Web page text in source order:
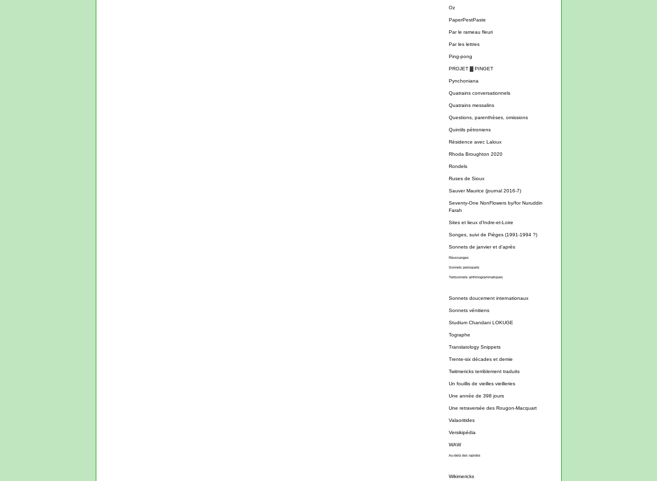
Oz
PaperPestPaste
Par le rameau fleuri
Par les lettres
Ping-pong
PROJET ▓ PINGET
Pynchoniana
Quatrains conversationnels
Quatrains messalins
Questions, parenthèses, omissions
Quintils pétroniens
Résidence avec Laloux
Rhoda Broughton 2020
Rondels
Ruses de Sioux
Sauver Maurice (journal 2016-7)
Seventy-One NonFlowers by/for Nuruddin
Farah
Sites et lieux d'Indre-et-Loire
Songes, suivi de Pièges (1991-1994 ?)
Sonnets de janvier et d'après
Réussanges
Sonnets perroquets
Twitsonnets arithmogrammatiques
Sonnets doucement internationaux
Sonnets vénitiens
Studium Chandani LOKUGE
Tographe
Translatology Snippets
Trente-six décades et demie
Twitmericks terriblement traduits
Un fouillis de vieilles vieilleries
Une année de 398 jours
Une retraversée des Rougon-Macquart
Valaoritides
Versikipédia
WAW
Au-delà des rapides
Wikimericks